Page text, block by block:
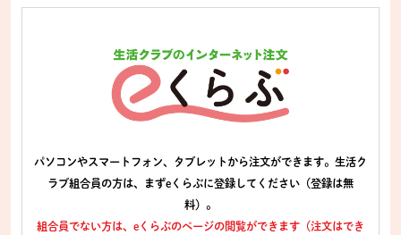
パソコンやスマートフォン、タブレットから注文ができます。生活ク
ラブ組合員の方は、まずeくらぶに登録してください（登録は無
料）。
組合員でない方は、eくらぶのページの閲覧ができます（注文はでき